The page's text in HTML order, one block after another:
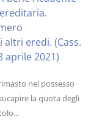
eredi. (Cass.
aprile 2021)
nel possesso
la quota degli